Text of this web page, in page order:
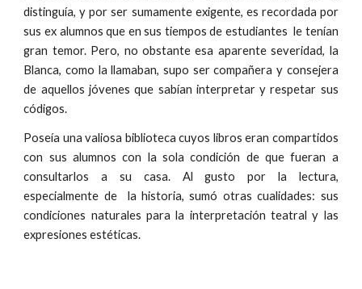
distinguía, y por ser sumamente exigente, es recordada por
sus ex alumnos que en sus tiempos de estudiantes le tenían
gran temor. Pero, no obstante esa aparente severidad, la
Blanca, como la llamaban, supo ser compañera y consejera
de aquellos jóvenes que sabían interpretar y respetar sus
códigos.
Poseía una valiosa biblioteca cuyos libros eran compartidos
con sus alumnos con la sola condición de que fueran a
consultarlos a su casa. Al gusto por la lectura,
especialmente de la historia, sumó otras cualidades: sus
condiciones naturales para la interpretación teatral y las
expresiones estéticas.